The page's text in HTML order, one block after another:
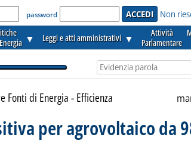
per accedere'
password Non
▼ Leggi e atti amministrativi ▼
Attività
Parlamentare
Fonti di Energia - Efficienza
per agrovoltaico da